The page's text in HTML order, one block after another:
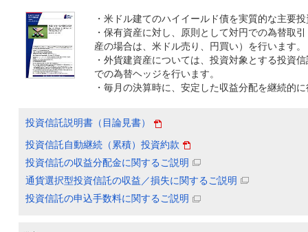
・米ドル建てのハイイールド債を実質的な主要
・保有資産に対し、原則として対円での為替取
産の場合は、米ドル売り、円買い）を行います。
・外貨建資産については、投資対象とする投資
での為替ヘッジを行います。
・毎月の決算時に、安定した収益分配を継続的
投資信託説明書（目論見書）
投資信託自動継続（累積）投資約款
投資信託の収益分配金に関するご説明
通貨選択型投資信託の収益／損失に関するご説明
投資信託の申込手数料に関するご説明